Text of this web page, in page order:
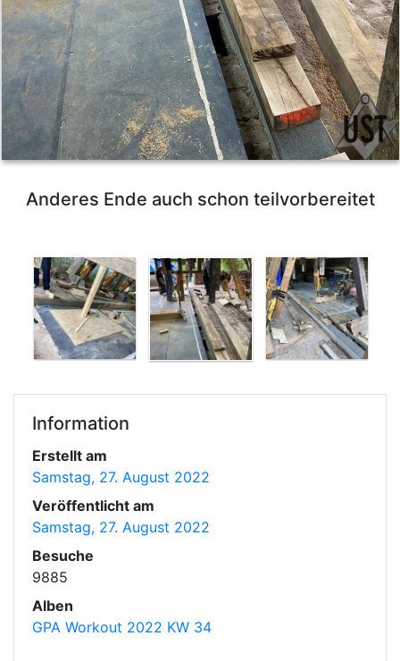
Anderes Ende auch schon teilvorbereitet
Information
Erstellt am
Samstag, 27. August 2022
Veröffentlicht am
Samstag, 27. August 2022
Besuche
9885
Alben
GPA Workout 2022 KW 34